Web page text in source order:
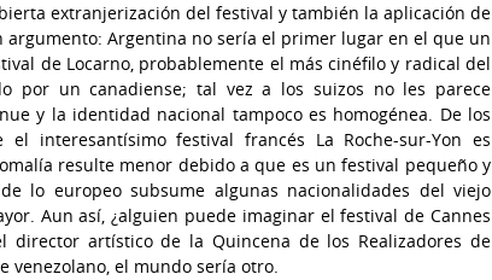
extranjerización del festival y también la aplicación de
Argentina no sería el primer lugar en el que un
de Locarno, probablemente el más cinéfilo y radical del
por un canadiense; tal vez a los suizos no les parece
y la identidad nacional tampoco es homogénea. De los
interesantísimo festival francés La Roche-sur-Yon es
resulte menor debido a que es un festival pequeño y
lo europeo subsume algunas nacionalidades del viejo
Aun así, ¿alguien puede imaginar el festival de Cannes
artístico de la Quincena de los Realizadores de
venezolano, el mundo sería otro.